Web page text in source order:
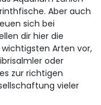
Aber auch
sich bei
dir hier die
Arten vor,
oder
zur richtigen
vieler